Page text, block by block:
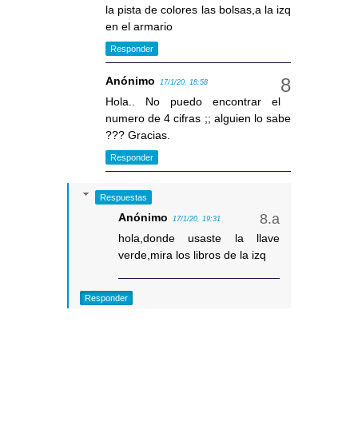
la pista de colores las bolsas,a la izq
en el armario
Responder
Anónimo 17/1/20, 18:58
Hola.. No puedo encontrar el
numero de 4 cifras ;; alguien lo sabe
??? Gracias.
Responder
Respuestas
Anónimo 17/1/20, 19:31
hola,donde usaste la llave
verde,mira los libros de la izq
Responder